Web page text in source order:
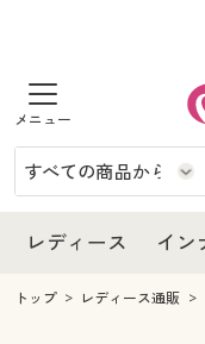
商品を探す
レディース
レディースファッショ
インナー・下着
インナー・下着通販す
メンズ
レディース イン
レディース
レディース通販すべて
レディースファッショ
インナー・下着
インナー・下着通販
メンズ
トップ レディース通販